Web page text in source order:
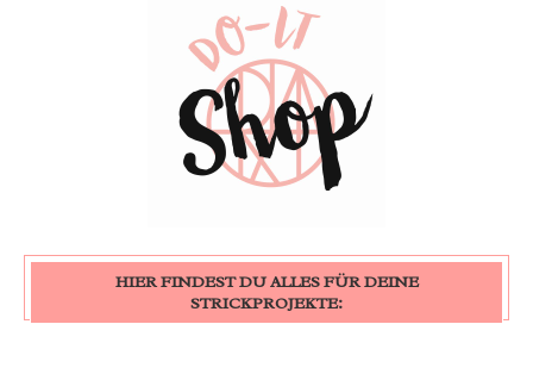
HIER FINDEST DU ALLES FÜR DEINE
STRICKPROJEKTE: